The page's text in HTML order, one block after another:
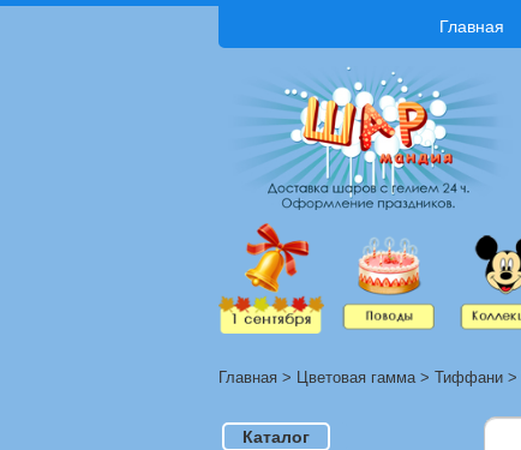
Главная
Главная > Цветовая гамма > Тиффани >
Каталог